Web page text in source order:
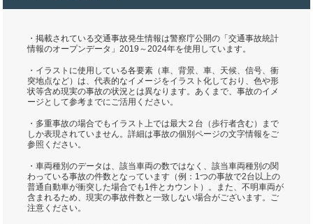
・掲載されている交通事故発生情報は警察庁公開の「交通事故統計
情報のオープンデータ」2019～2024年を使用しています。
・イラストに使用している各要素（車、背景、車、天候、信号、衝
突地点など）は、代表的なイメージをイラスト化しており、色や形
状等含め現実の事故の状況とは異なります。あくまで、事故のイメ
ージとして参考までにご活用ください。
・多重事故の場合でもイラスト上では最大２台（歩行者含む）まで
しか表現されていません。詳細は事故の個別ページの文字情報をご
参照ください。
・車両種別のデータは、該当車両の数ではなく、該当車両種別の関
わっている事故の件数となっています（例：1つの事故で2台以上の
普通自動車が衝突した場合でも1件とカウント）。また、不明車両が
含まれるため、現実の事故件数と一致しない場合がございます。ご
注意ください。